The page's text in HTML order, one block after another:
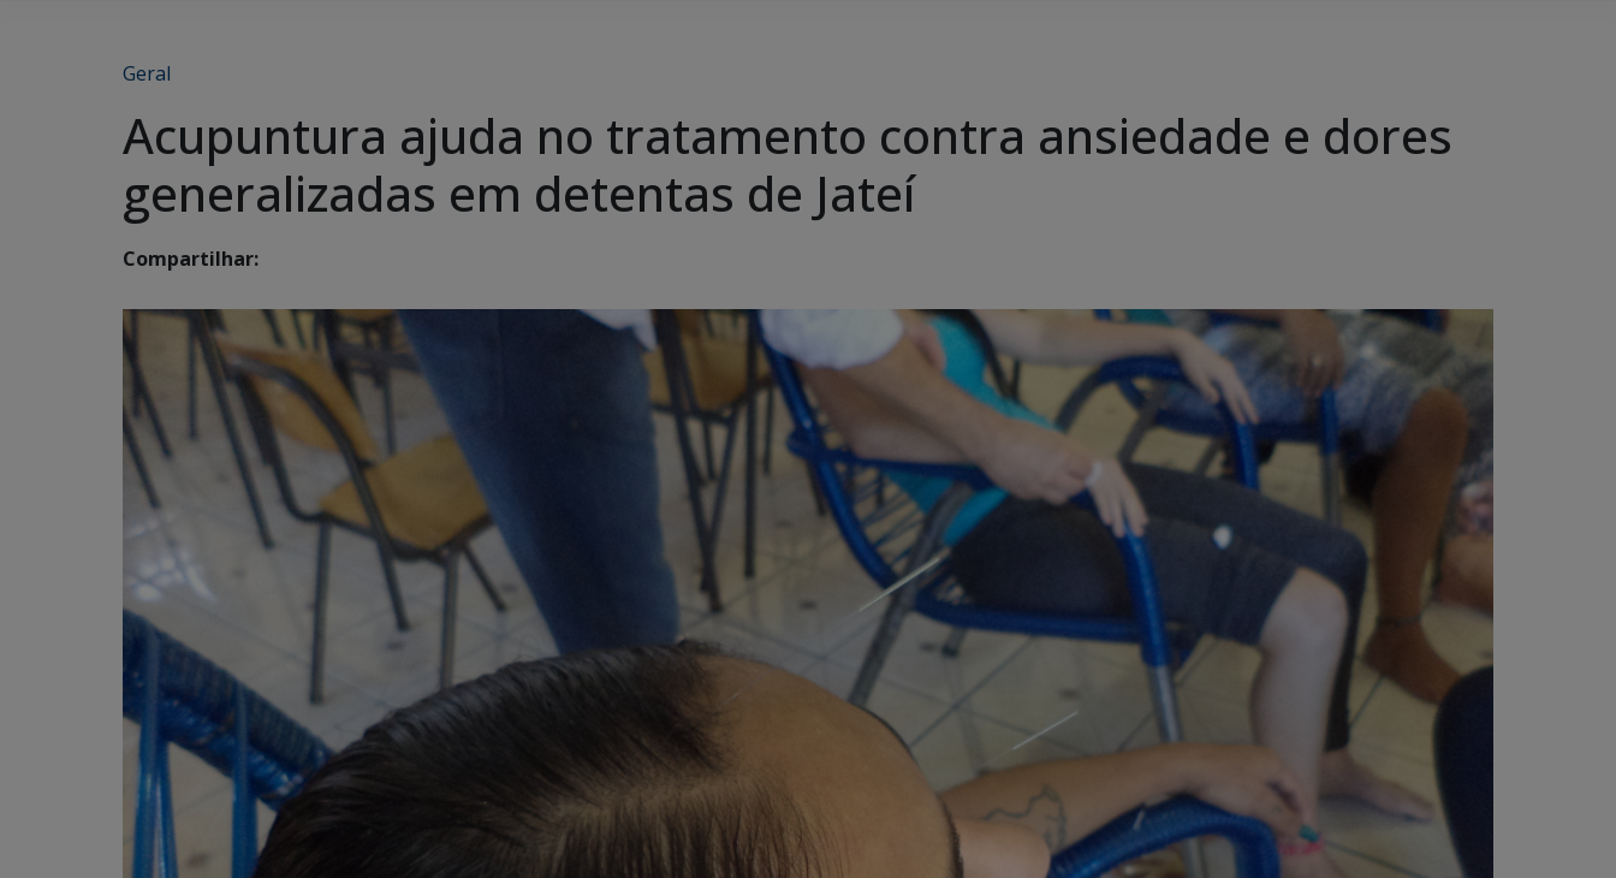
Geral
Acupuntura ajuda no tratamento contra ansiedade e dores
generalizadas em detentas de Jateí
Compartilhar: